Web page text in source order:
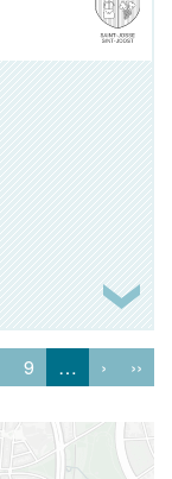
9 … › ››